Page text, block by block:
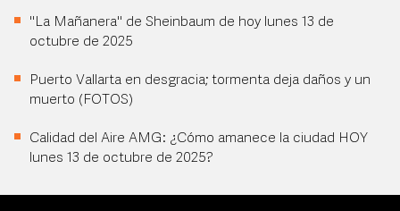
"La Mañanera" de Sheinbaum de hoy lunes 13 de
octubre de 2025
Puerto Vallarta en desgracia; tormenta deja daños y un
muerto (FOTOS)
Calidad del Aire AMG: ¿Cómo amanece la ciudad HOY
lunes 13 de octubre de 2025?